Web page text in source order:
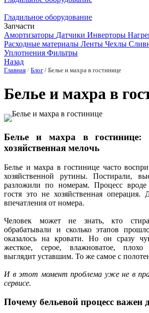
Гладильное оборудование
Запчасти
Амортизаторы Датчики Инверторы
Расходные материалы Ленты Чехлы
Уплотнения Фильтры
Назад
Главная Блог Белье и махра в гостинице
Белье и махра в
Белье и махра в гостинице:
хозяйственная мелочь
Белье и махра в гостинице часто
хозяйственной рутины. Постирали,
разложили по номерам. Процесс
гостя это не хозяйственная операция.
впечатления от номера.
Человек может не знать, кто
обрабатывали и сколько этапов
оказалось на кровати. Но он сразу
жесткое, серое, влажноватое,
выглядит уставшим. То же самое с
И в этот момент проблема уже не в
сервисе.
Почему бельевой процесс важен